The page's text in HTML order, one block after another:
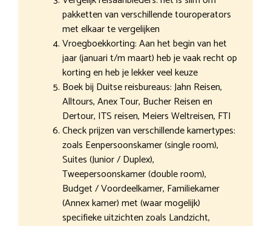
pakketten van verschillende touroperators
met elkaar te vergelijken
Vroegboekkorting: Aan het begin van het
jaar (januari t/m maart) heb je vaak recht op
korting en heb je lekker veel keuze
Boek bij Duitse reisbureaus: Jahn Reisen,
Alltours, Anex Tour, Bucher Reisen en
Dertour, ITS reisen, Meiers Weltreisen, FTI
Check prijzen van verschillende kamertypes:
zoals Eenpersoonskamer (single room),
Suites (Junior / Duplex),
Tweepersoonskamer (double room),
Budget / Voordeelkamer, Familiekamer
(Annex kamer) met (waar mogelijk)
specifieke uitzichten zoals Landzicht,